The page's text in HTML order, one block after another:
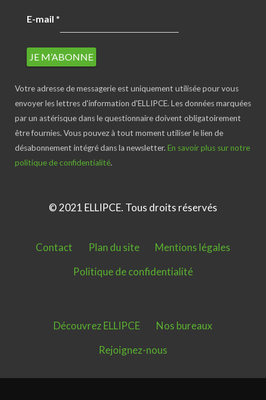
E-mail *
Votre adresse de messagerie est uniquement utilisée pour vous
envoyer les lettres d'information d'ELLIPCE. Les données marquées
par un astérisque dans le questionnaire doivent obligatoirement
être fournies. Vous pouvez à tout moment utiliser le lien de
désabonnement intégré dans la newsletter. En savoir plus sur notre
politique de confidentialité.
© 2021 ELLIPCE. Tous droits réservés
Contact Plan du site
Mentions légales
Politique de confidentialité
Découvrez ELLIPCE
Nos bureaux
Rejoignez-nous